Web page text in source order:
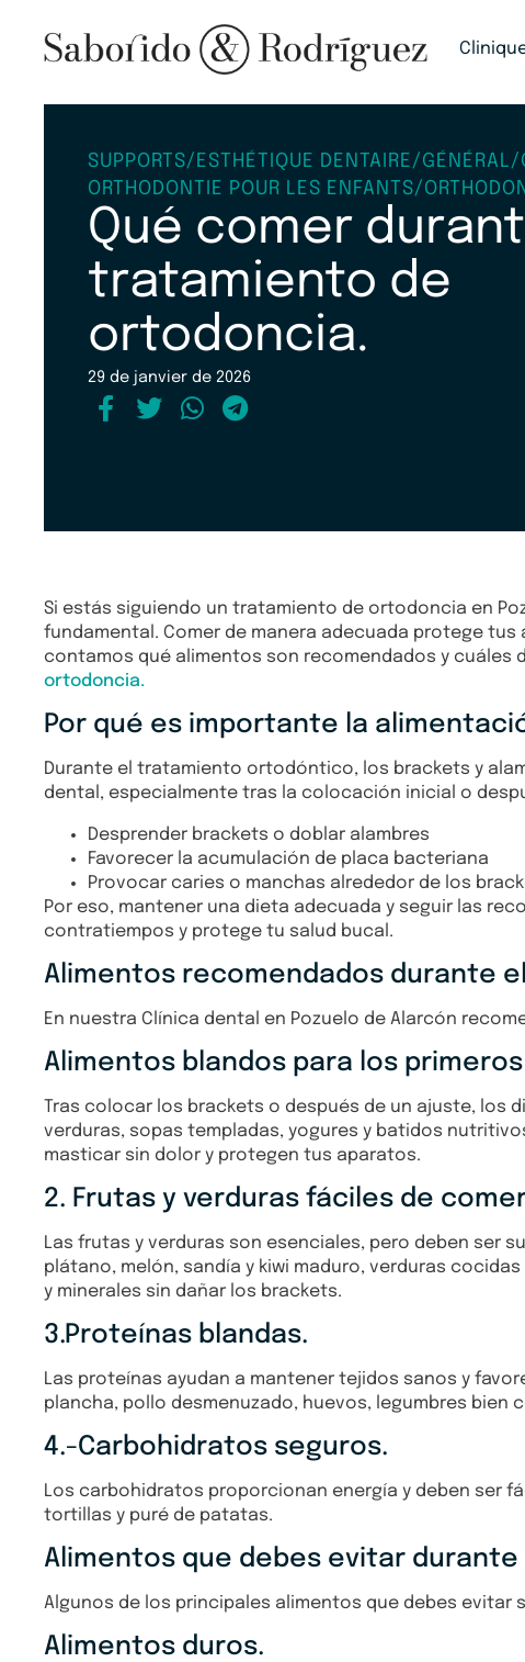
SUPPORTS/ ESTHÉTIQUE DENTAIRE/GÉNÉRAL/
ORTHODONTIE POUR LES ENFANTS/
Qué comer
tratamiento de
ortodoncia.
29 de janvier de 2026
Si estás siguiendo un tratamiento de ortodoncia en
fundamental. Comer de manera adecuada protege
contamos qué alimentos son recomendados y cuáles
ortodoncia.
Por qué es importante la
Durante el tratamiento ortodóntico, los brackets y
dental, especialmente tras la colocación inicial o
Desprender brackets o doblar alambres
Favorecer la acumulación de placa bacteriana
Provocar caries o manchas alrededor de los
Por eso, mantener una dieta adecuada y seguir las
contratiempos y protege tu salud bucal.
Alimentos recomendados durante
En nuestra Clínica dental en Pozuelo de Alarcón
Alimentos blandos para los primeros
Tras colocar los brackets o después de un ajuste, los
verduras, sopas templadas, yogures y batidos
masticar sin dolor y protegen tus aparatos.
2. Frutas y verduras fáciles de
Las frutas y verduras son esenciales, pero deben ser
plátano, melón, sandía y kiwi maduro, verduras
y minerales sin dañar los brackets.
3.Proteínas blandas.
Las proteínas ayudan a mantener tejidos sanos y
plancha, pollo desmenuzado, huevos, legumbres
4.-Carbohidratos seguros.
Los carbohidratos proporcionan energía y deben ser
tortillas y puré de patatas.
Alimentos que debes evitar
Algunos de los principales alimentos que debes evitar
Alimentos duros.